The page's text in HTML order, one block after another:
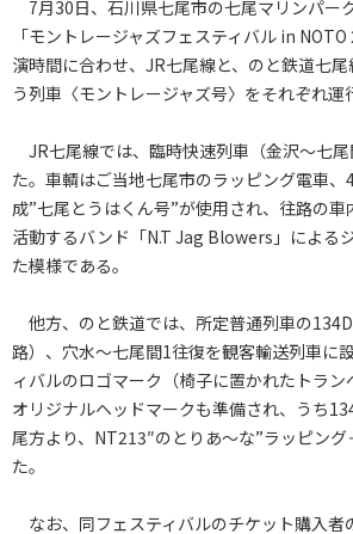
7月30日、石川県七尾市の七尾マリンパー
「モントレージャズフェスティバル in
演時間に合わせ、JR七尾線と、のと鉄道七
う列車〈モントレージャズ号〉をそれぞれ運
JR七尾線では、臨時快速列車（金沢～七
た。車輌はご当地七尾市のラッピング電車
成”七尾とうはくん号”が使用され、往路の
活動するバンド「N.T Jag Blowers」による
た模様である。
他方、のと鉄道では、所定普通列車の
路）、穴水～七尾間1往復を観客輸送列車に
ィバルのロゴマーク（椅子に置かれたトラ
オリジナルヘッドマークも準備され、うち
尾方より、NT213″のとりあ～な”ラッピン
た。
なお、同フェスティバルのチケット購入者